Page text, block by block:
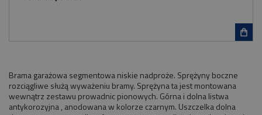
Brama garażowa segmentowa niskie nadproże. Sprężyny boczne
rozciągliwe służą wyważeniu bramy. Sprężyna ta jest montowana
wewnątrz zestawu prowadnic pionowych. Górna i dolna listwa
antykorozyjna , anodowana w kolorze czarnym. Uszczelka dolna